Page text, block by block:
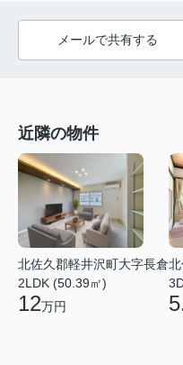
メールで共有する
近隣の物件
北佐久郡軽井沢町大字長倉
2LDK (50.39㎡)
12万円